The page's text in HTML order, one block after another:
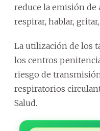
reduce la emisión de
respirar, hablar,
La utilización de los
los centros
riesgo de
respiratorios
Salud.